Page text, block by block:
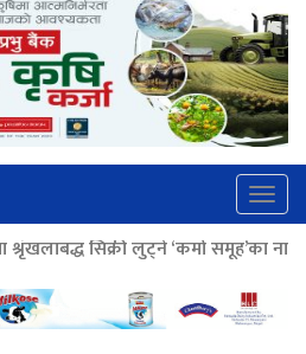
‘कर्मा समूह’का नाइकेसहित पाँच पक्राउ